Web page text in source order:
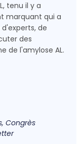
tenu il y a
marquant qui a
de
des
de l'amylose AL.
, Congrès